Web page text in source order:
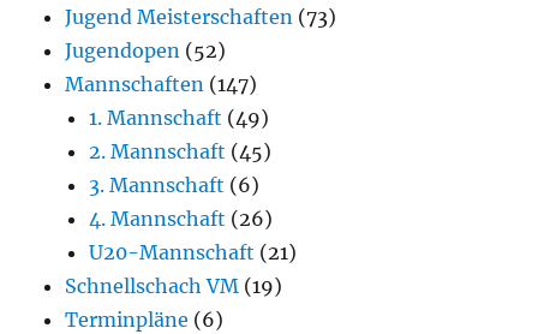
Jugend Meisterschaften (73)
Jugendopen (52)
Mannschaften (147)
1. Mannschaft (49)
2. Mannschaft (45)
3. Mannschaft (6)
4. Mannschaft (26)
U20-Mannschaft (21)
Schnellschach VM (19)
Terminpläne (6)